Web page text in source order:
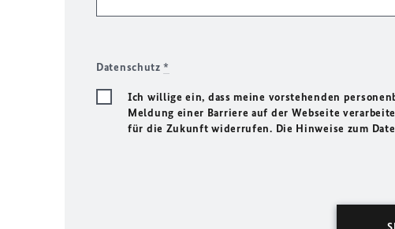
Datenschutz*
Ich willige ein, dass meine vorstehenden
Meldung einer Barriere auf der Webseite
für die Zukunft widerrufen. Die Hinweise zum